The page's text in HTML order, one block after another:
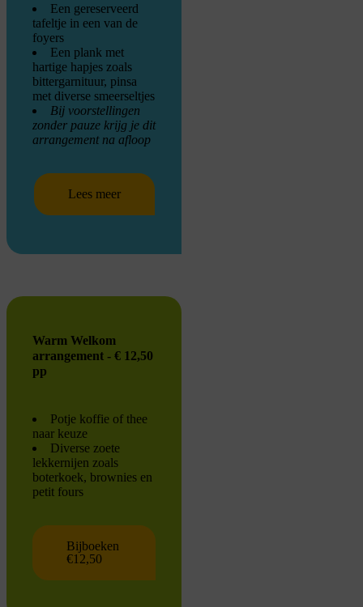
Een gereserveerd
tafeltje in een van de
foyers
Een plank met
hartige hapjes zoals
bittergarnituur, pinsa
met diverse smeerseltjes
Bij voorstellingen
zonder pauze krijg je dit
arrangement na afloop
Lees meer
Warm Welkom
arrangement - € 12,50
pp
Potje koffie of thee
naar keuze
Diverse zoete
lekkernijen zoals
boterkoek, brownies en
petit fours
Bijboeken
€12,50